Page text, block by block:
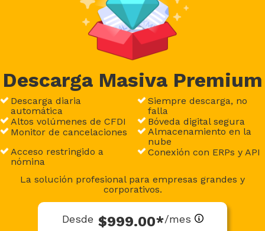
Descarga Masiva Premium
Descarga diaria
automática
Siempre descarga, no
falla
Altos volúmenes de CFDI
Bóveda digital segura
Monitor de cancelaciones
Almacenamiento en la
nube
Acceso restringido a
nómina
Conexión con ERPs y API
La solución profesional para empresas grandes y
corporativos.
Desde $999.00*/mes